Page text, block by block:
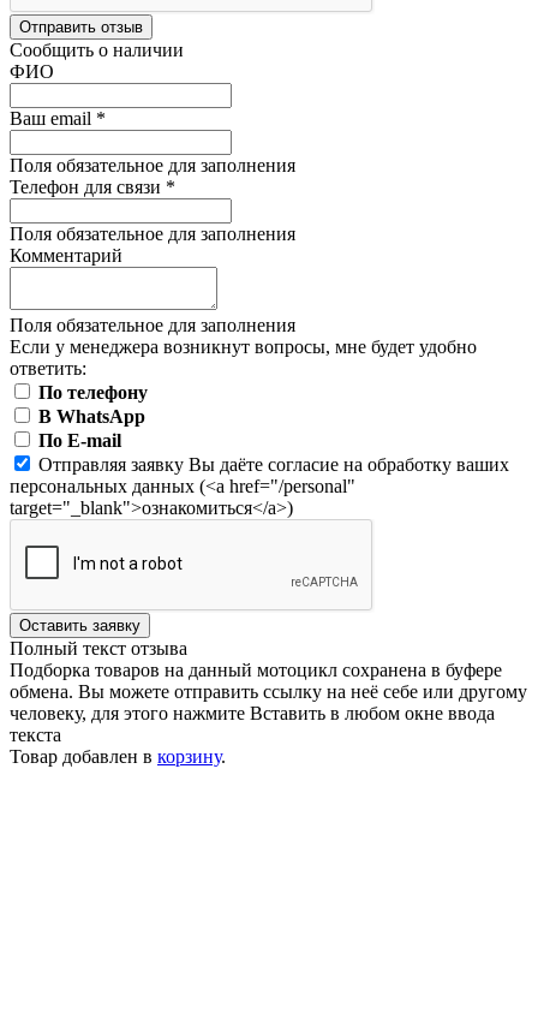
Отправить отзыв
Сообщить о наличии
ФИО
Ваш email *
Поля обязательное для заполнения
Телефон для связи *
Поля обязательное для заполнения
Комментарий
Поля обязательное для заполнения
Если у менеджера возникнут вопросы, мне будет удобно
ответить:
По телефону
В WhatsApp
По E-mail
Отправляя заявку Вы даёте согласие на обработку ваших
персональных данных (<a href="/personal"
target="_blank">ознакомиться</a>)
Оставить заявку
Полный текст отзыва
Подборка товаров на данный мотоцикл сохранена в буфере
обмена. Вы можете отправить ссылку на неё себе или другому
человеку, для этого нажмите Вставить в любом окне ввода
текста
Товар добавлен в корзину.